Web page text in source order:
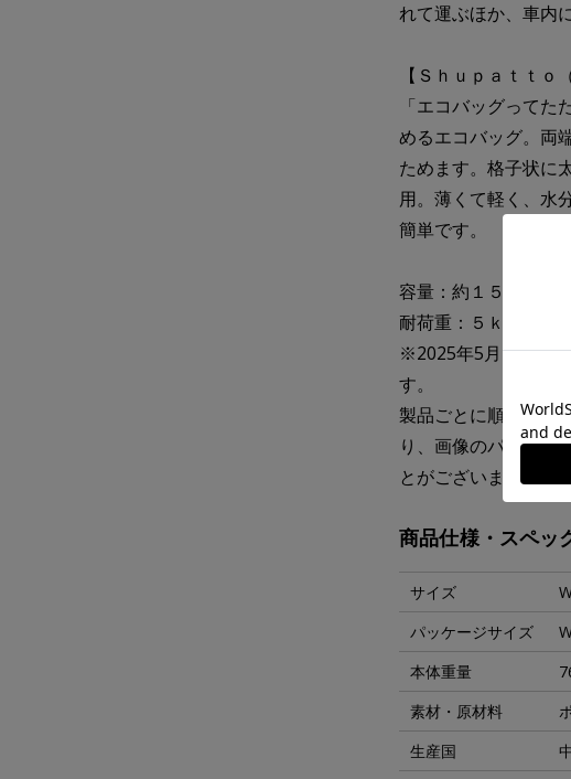
れて運ぶほか、車内
【Ｓｈｕｐａｔｔ
「エコバッグって
めるエコバッグ。両
ためます。格子状に
用。薄くて軽く、水
簡単です。
容量：約１５Ｌ
耐荷重：５ｋｇ
※2025年5月以降、
す。
製品ごとに順次切り
り、画像のパッケー
とがございますが、
商品仕様・スペッ
サイズ
パッケージサイズ
本体重量
素材・原材料
生産国